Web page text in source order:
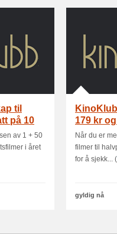
til
på 10
av 1 + 50
i året
179 kr
Når du er
filmer til
for å sjekk... (
gyldig nå